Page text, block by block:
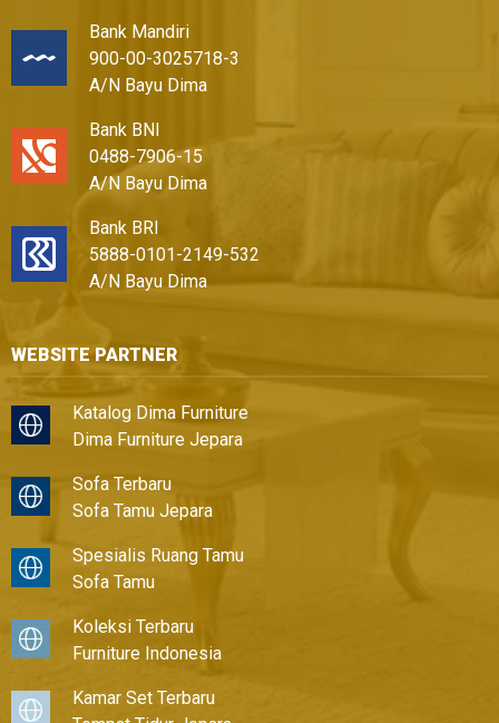
Bank Mandiri
900-00-3025718-3
A/N Bayu Dima
Bank BNI
0488-7906-15
A/N Bayu Dima
Bank BRI
5888-0101-2149-532
A/N Bayu Dima
WEBSITE PARTNER
Katalog Dima Furniture
Dima Furniture Jepara
Sofa Terbaru
Sofa Tamu Jepara
Spesialis Ruang Tamu
Sofa Tamu
Koleksi Terbaru
Furniture Indonesia
Kamar Set Terbaru